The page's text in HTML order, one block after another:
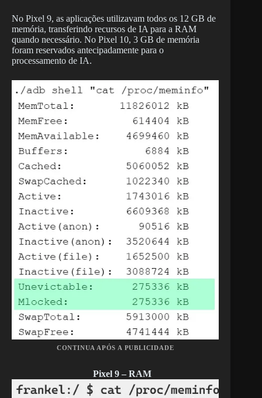
No Pixel 9, as aplicações utilizavam todos os 12 GB de
memória, transferindo recursos de IA para a RAM
quando necessário. No Pixel 10, 3 GB de memória
foram reservados antecipadamente para o
processamento de IA.
CONTINUA APÓS A PUBLICIDADE
Pixel 9 – RAM